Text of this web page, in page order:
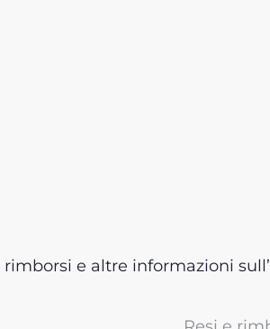
e altre informazioni